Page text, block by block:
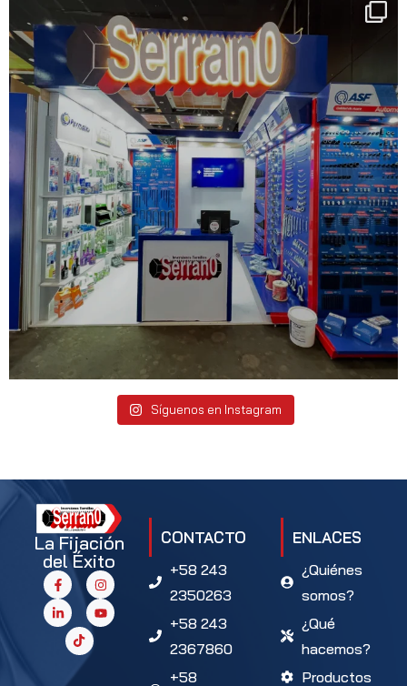
Síguenos en Instagram
La Fijación
del Éxito
CONTACTO
+58 243
2350263
+58 243
2367860
+58
ENLACES
¿Quiénes
somos?
¿Qué
hacemos?
Productos